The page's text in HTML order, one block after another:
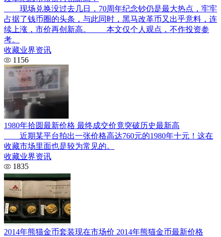
现场兑换没过去几日，70周年纪念钞仍是最大热点，牢牢
占据了钱币圈的头条，与此同时，黑马改革币又出乎意料，连
续上涨，市价再创新高。 本文仅个人观点，不作投资参
考。
收藏业界资讯
1156
1980年拾圆最新价格 最终成交价竟突破历史最新高
近期某平台拍出一张价格高达760元的1980年十元！这在
收藏市场里面也是较为常见的。
收藏业界资讯
1835
2014年熊猫金币套装现在市场价 2014年熊猫金币最新价格